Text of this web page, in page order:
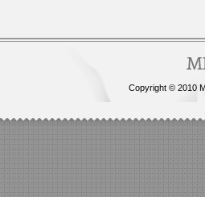
Copyright © 2010